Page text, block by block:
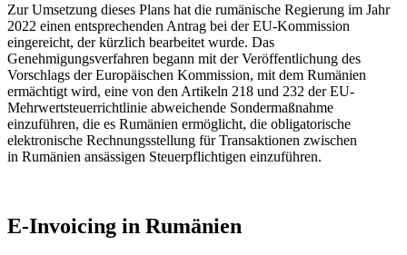
Zur Umsetzung dieses Plans hat die rumänische Regierung im Jahr
2022 einen entsprechenden Antrag bei der EU-Kommission
eingereicht, der kürzlich bearbeitet wurde. Das
Genehmigungsverfahren begann mit der Veröffentlichung des
Vorschlags der Europäischen Kommission, mit dem Rumänien
ermächtigt wird, eine von den Artikeln 218 und 232 der EU-
Mehrwertsteuerrichtlinie abweichende Sondermaßnahme
einzuführen, die es Rumänien ermöglicht, die obligatorische
elektronische Rechnungsstellung für Transaktionen zwischen
in Rumänien ansässigen Steuerpflichtigen einzuführen.
E-Invoicing in Rumänien